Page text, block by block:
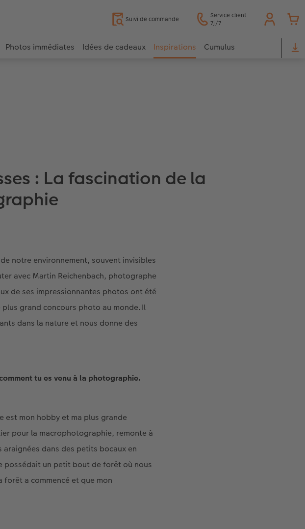
Suivi de commande
Service client
7j/7
Photos immédiates Idées de cadeaux Inspirations Cumulus
: La fascination de la
notre environnement, souvent invisibles
avec Martin Reichenbach, photographe
de ses impressionnantes photos ont été
grand concours photo au monde. Il
dans la nature et nous donne des
tu es venu à la photographie.
est mon hobby et ma plus grande
pour la macrophotographie, remonte à
dans des petits bocaux en
possédait un petit bout de forêt où nous
forêt a commencé et que mon